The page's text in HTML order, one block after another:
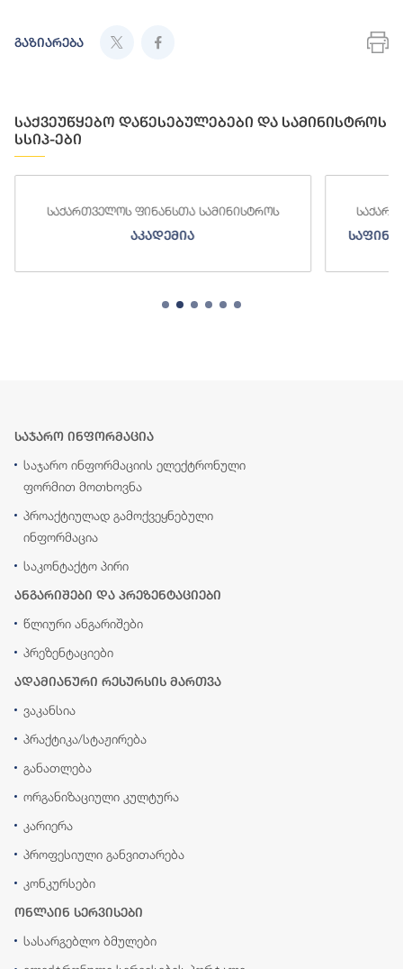
გაზიარება
საქვეუწყებო დაწესებულებები და სამინისტროს
სსიპ-ები
საქართველოს ფინანსთა სამინისტროს
აკადემია
საჯარო ინფორმაცია
საჯარო ინფორმაციის ელექტრონული
ფორმით მოთხოვნა
პროაქტიულად გამოქვეყნებული
ინფორმაცია
საკონტაქტო პირი
ანგარიშები და პრეზენტაციები
წლიური ანგარიშები
პრეზენტაციები
ადამიანური რესურსის მართვა
ვაკანსია
პრაქტიკა/სტაჟირება
განათლება
ორგანიზაციული კულტურა
კარიერა
პროფესიული განვითარება
კონკურსები
ონლაინ სერვისები
სასარგებლო ბმულები